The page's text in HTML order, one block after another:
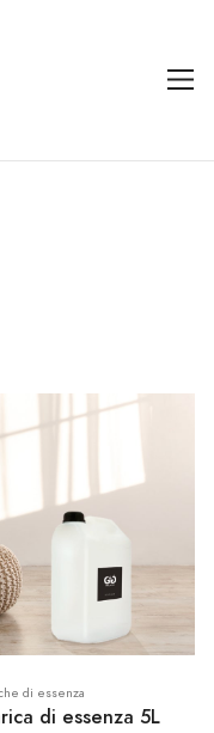
di essenza
di essenza 5L